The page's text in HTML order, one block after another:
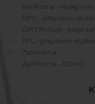
Balíkovna - výdejní
DPD - přepravní
DPD Pickup -
PPL - přepravní
Zásilkovna
Zásilkovna - DOMŮ